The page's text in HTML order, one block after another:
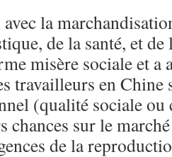
la
de la santé, et de
misère sociale et a
travailleurs en Chine
(qualité sociale
chances sur le
de la